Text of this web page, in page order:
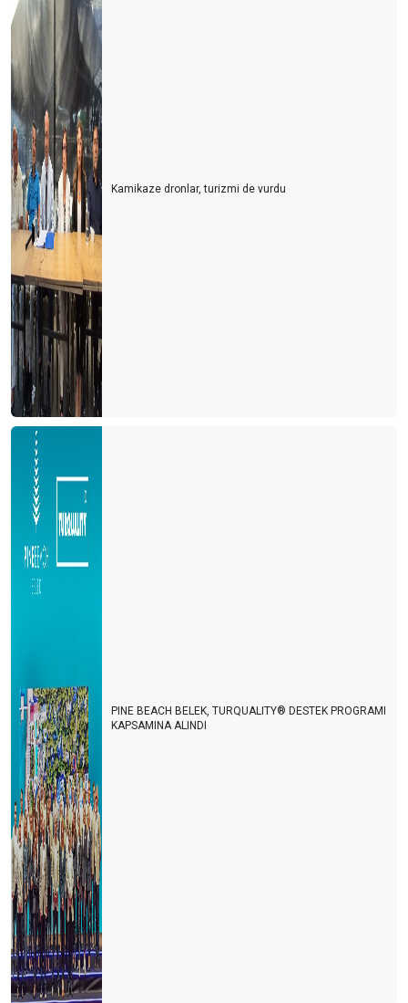
Kamikaze dronlar, turizmi de vurdu
PINE BEACH BELEK, TURQUALITY® DESTEK PROGRAMI
KAPSAMINA ALINDI